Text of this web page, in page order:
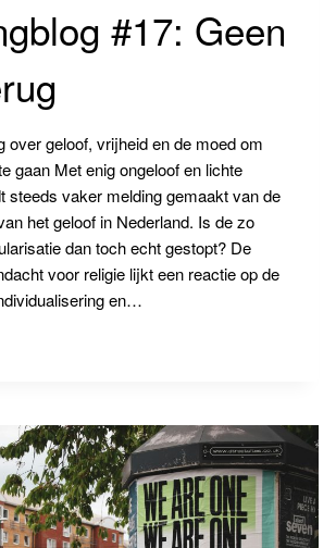
#17: Geen
over geloof, vrijheid en de moed om
gaan Met enig ongeloof en lichte
steeds vaker melding gemaakt van de
het geloof in Nederland. Is de zo
dan toch echt gestopt? De
voor religie lijkt een reactie op de
en…